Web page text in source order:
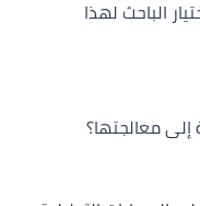
الباحث لهذا
معالجتها؟